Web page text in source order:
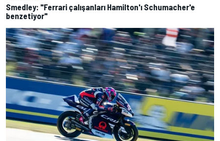
Smedley: "Ferrari çalışanları Hamilton'ı Schumacher'e
benzetiyor"